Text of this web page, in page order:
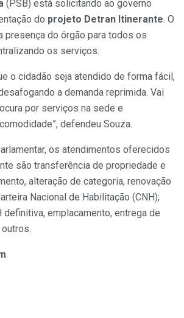
(PSB) está solicitando ao governo
do projeto Detran Itinerante. O
presença do órgão para todos os
os serviços.
o cidadão seja atendido de forma fácil,
a demanda reprimida. Vai
por serviços na sede e
defendeu Souza.
os atendimentos oferecidos
são transferência de propriedade e
alteração de categoria, renovação
Nacional de Habilitação (CNH);
definitiva, emplacamento, entrega de